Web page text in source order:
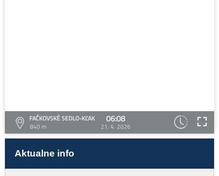
FAČKOVSKÉ SEDLO-KĽAK
840 m
06:08
21. 4. 2026
Aktualne info